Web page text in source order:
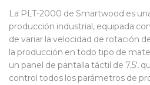
La PLT-2000 de Smartwood es
producción industrial, equipada
de variar la velocidad de rotación
la producción en todo tipo de
un panel de pantalla táctil de 7,5′,
control todos los parámetros de